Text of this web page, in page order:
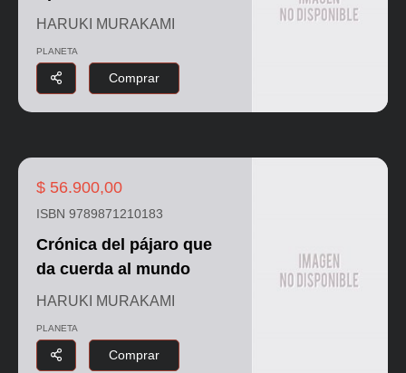
HARUKI MURAKAMI
PLANETA
Comprar
$ 56.900,00
ISBN 9789871210183
Crónica del pájaro que
da cuerda al mundo
HARUKI MURAKAMI
PLANETA
Comprar